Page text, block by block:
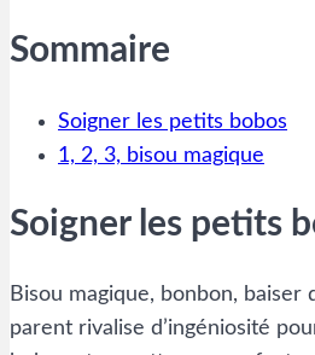
Sommaire
Soigner les petits bobos
1, 2, 3, bisou magique
Soigner les petits
Bisou magique, bonbon, baiser
parent rivalise d’ingéniosité